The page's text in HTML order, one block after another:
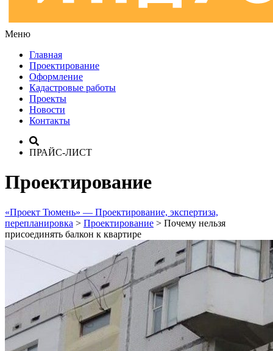
Меню
Главная
Проектирование
Оформление
Кадастровые работы
Проекты
Новости
Контакты
ПРАЙС-ЛИСТ
Проектирование
«Проект Тюмень» — Проектирование, экспертиза,
перепланировка > Проектирование > Почему нельзя
присоединять балкон к квартире